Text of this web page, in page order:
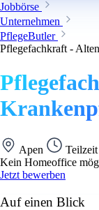
Jobbörse
Unternehmen
PflegeButler
Pflegefachkraft -
Apen Teilzeit
Kein Homeoffice
Jetzt bewerben
Auf einen Blick